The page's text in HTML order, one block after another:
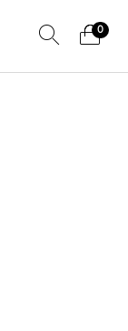
0